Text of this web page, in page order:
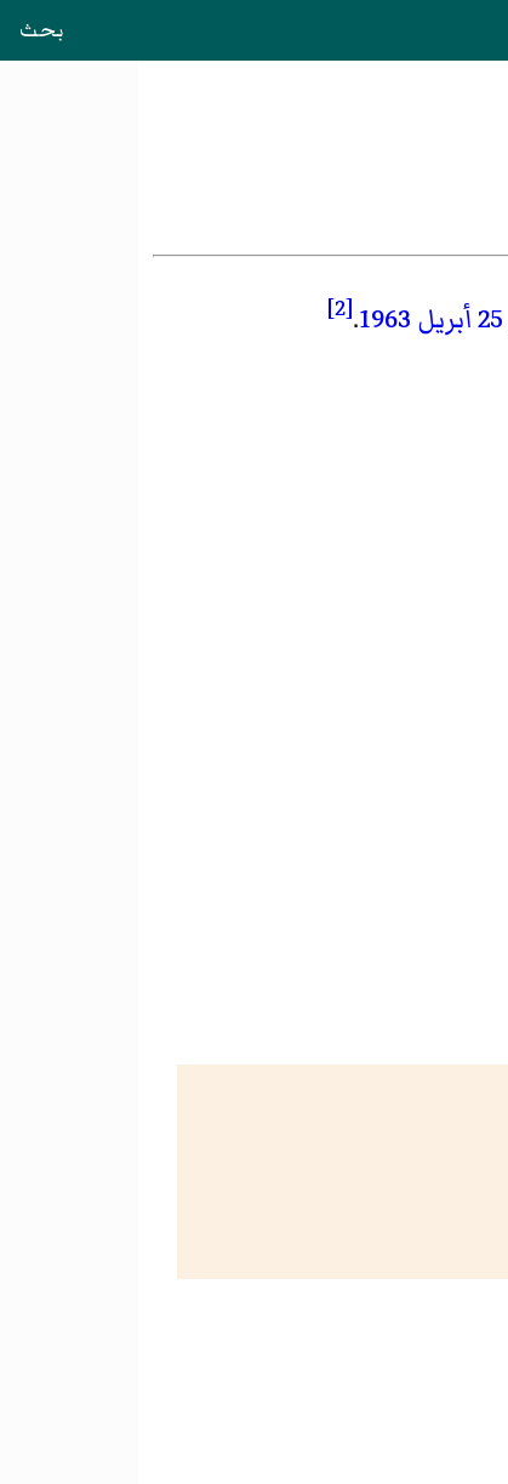
بحث
25 أبريل 1963
.
[2]